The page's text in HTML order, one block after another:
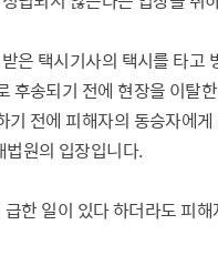
은 택시기사의 택시를 타고
후송되기 전에 현장을 이탈
전에 피해자의 동승자에
법원의 입장입니다.
한 일이 있다 하더라도 피